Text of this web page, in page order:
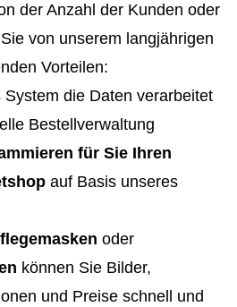
der Anzahl der Kunden oder
von unserem langjährigen
Vorteilen:
die Daten verarbeitet
Bestellverwaltung
für Sie Ihren
auf Basis unseres
oder
können Sie Bilder,
und Preise schnell und